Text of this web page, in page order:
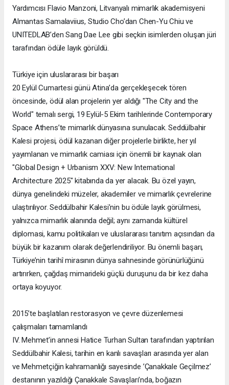
Yardımcısı Flavio Manzoni, Litvanyalı mimarlık akademisyeni
Almantas Samalaviius, Studio Cho’dan Chen-Yu Chiu ve
UNITEDLAB’den Sang Dae Lee gibi seçkin isimlerden oluşan jüri
tarafından ödüle layık görüldü.
Türkiye için uluslararası bir başarı
20 Eylül Cumartesi günü Atina’da gerçekleşecek tören
öncesinde, ödül alan projelerin yer aldığı "The City and the
World" temalı sergi, 19 Eylül-5 Ekim tarihlerinde Contemporary
Space Athens’te mimarlık dünyasına sunulacak. Seddülbahir
Kalesi projesi, ödül kazanan diğer projelerle birlikte, her yıl
yayımlanan ve mimarlık camiası için önemli bir kaynak olan
"Global Design + Urbanism XXV: New International
Architecture 2025" kitabında da yer alacak. Bu özel yayın,
dünya genelindeki müzeler, akademiler ve mimarlık çevrelerine
ulaştırılıyor. Seddülbahir Kalesi’nin bu ödüle layık görülmesi,
yalnızca mimarlık alanında değil; aynı zamanda kültürel
diplomasi, kamu politikaları ve uluslararası tanıtım açısından da
büyük bir kazanım olarak değerlendiriliyor. Bu önemli başarı,
Türkiye’nin tarihî mirasının dünya sahnesinde görünürlüğünü
artırırken, çağdaş mimarideki güçlü duruşunu da bir kez daha
ortaya koyuyor.
2015’te başlatılan restorasyon ve çevre düzenlemesi
çalışmaları tamamlandı
IV. Mehmet’in annesi Hatice Turhan Sultan tarafından yaptırılan
Seddülbahir Kalesi, tarihin en kanlı savaşları arasında yer alan
ve Mehmetçiğin kahramanlığı sayesinde ’Çanakkale Geçilmez’
destanının yazıldığı Çanakkale Savaşları’nda, boğazın